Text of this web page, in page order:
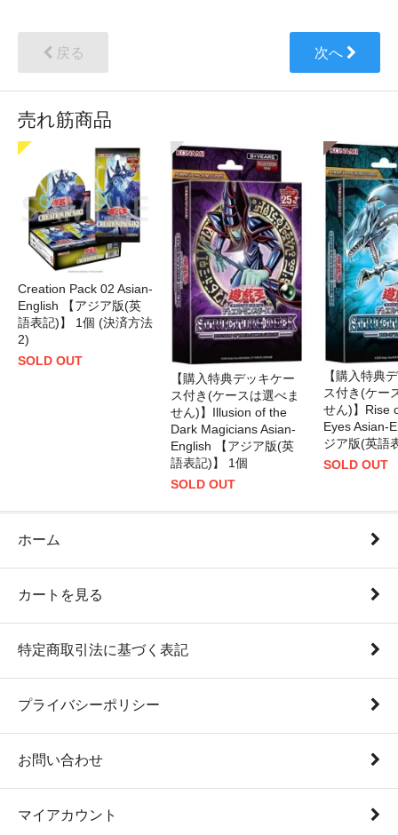
戻る 次へ
売れ筋商品
Creation Pack 02 Asian-
English 【アジア版(英
語表記)】 1個 (決済方法
2)
SOLD OUT
【購入特典デッキケー
ス付き(ケースは選べま
せん)】Illusion of the
Dark Magicians Asian-
English 【アジア版(英
語表記)】 1個
SOLD OUT
【購入特典
ス付き(ケー
せん)】Rise
Eyes Asian-
ジア版(英語
SOLD OUT
ホーム
カートを見る
特定商取引法に基づく表記
プライバシーポリシー
お問い合わせ
マイアカウント